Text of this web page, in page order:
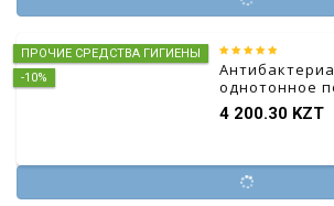
ПРОЧИЕ СРЕДСТВА ГИГИЕНЫ
-10%
однотонное
4 200.30 KZT